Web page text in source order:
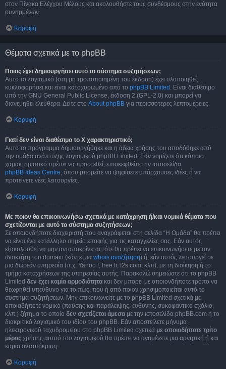
στον Πίνακα Ελέγχου Μέλους και ακολουθήστε τους συνδέσμους στην ενότητα
συνημμένων.
Κορυφή
Θέματα σχετικά με το phpBB
Ποιος έχει δημιουργήσει αυτό το σύστημα συζητήσεων;
Αυτό το λογισμικό (στη μη τροποποιημένη του έκδοση) έχει υλοποιηθεί,
κυκλοφορήσει και είναι κατοχυρωμένο από το phpBB Limited . Είναι διαθέσιμο
υπό την GNU General Public License, έκδοση 2 (GPL-2.0) και μπορεί να
διανεμηθεί ελεύθερα. Δείτε στο About phpBB για περισσότερες λεπτομέρειες.
Κορυφή
Γιατί δεν είναι διαθέσιμο το Χ χαρακτηριστικό;
Αυτό το πρόγραμμα δημιουργήθηκε και η άδεια χρήσης του αποδόθηκε από
την ομάδα ανάπτυξης λογισμικού phpBB Limited. Εάν νομίζετε ότι κάποιο
χαρακτηριστικό πρέπει να προστεθεί, επισκεφθείτε την ιστοσελίδα
phpBB Ideas Centre, όπου μπορείτε να ψηφίσετε υπάρχουσες ιδέες ή να
προτείνετε νέες λειτουργίες.
Κορυφή
Με ποιον θα επικοινωνήσω σχετικά με κατάχρηση ή/και νομικά θέματα που
σχετίζονται με αυτό το σύστημα συζητήσεων;
Σε οποιονδήποτε διαχειριστή που αναγράφεται στη σελίδα “Η Ομάδα” θα πρέπει
να είναι ένα κατάλληλο σημείο επαφής για τις καταγγελίες σας. Εάν αυτός
εξακολουθεί να μην ανταποκρίνεται τότε θα πρέπει να επικοινωνήσετε με τον
ιδιοκτήτη του domain (κάντε μια whois αναζήτηση) ή, εάν αυτός λειτουργεί σε
μια δωρεάν υπηρεσία (π.χ. Yahoo !, free.fr, f2s.com, κλπ), με τη διοίκηση ή το
τμήμα καταχρήσεων της υπηρεσίας αυτής. Παρακαλώ σημειώστε ότι το phpBB
Limited δεν έχει καμία αρμοδιότητα και δεν μπορεί με οποιονδήποτε τρόπο να
θεωρηθεί υπεύθυνο για το πώς, πού ή από ποιον χρησιμοποιείται αυτό το
σύστημα συζητήσεων. Μην επικοινωνείτε με το phpBB Limited σχετικά με
οποιαδήποτε νομικό (παύσης και παράλειψης, ευθύνης, συκοφαντικό σχόλιο,
κλπ.) ζήτημα το οποίο δεν σχετίζεται άμεσα με την ιστοσελίδα phpBB.com ή το
διακριτικό λογισμικό του ιδίου του phpBB. Εάν αποστείλετε μήνυμα
ηλεκτρονικού ταχυδρομείου στο phpBB Limited σχετικά με οποιοδήποτε τρίτο
μέρος χρήσης αυτού του λογισμικού θα πρέπει να αναμένετε μια αρνητική ή και
καμία ανταπόκριση.
Κορυφή